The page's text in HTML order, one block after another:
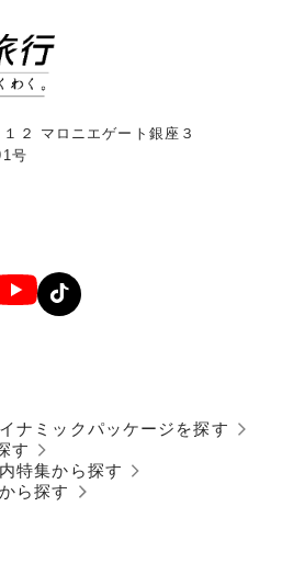
２ マロニエゲート銀座３
号
す
ナミックパッケージを探す
特集から探す
ら探す